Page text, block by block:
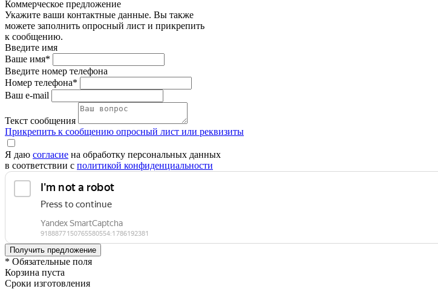
Коммерческое предложение
Укажите ваши контактные данные. Вы также
можете заполнить опросный лист и прикрепить
к сообщению.
Введите имя
Ваше имя*
Введите номер телефона
Номер телефона*
Ваш e-mail
Текст сообщения
Прикрепить к сообщению опросный лист или реквизиты
Я даю согласие на обработку персональных данных
в соответствии с политикой конфиденциальности
* Обязательные поля
Корзина пуста
Сроки изготовления